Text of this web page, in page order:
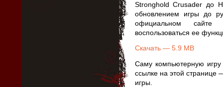
Stronghold Crusader до
обновлением игры до
официальном
воспользоваться ее
Скачать — 5.9 MB
Саму компьютерную
ссылке на этой странице
игры.